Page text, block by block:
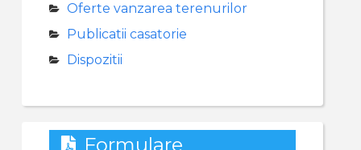
Oferte vanzarea terenurilor
Publicatii casatorie
Dispozitii
Formulare